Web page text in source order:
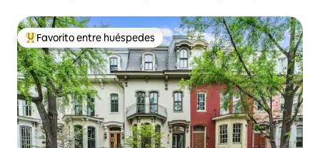
Favorito entre huéspedes preferido
Favorito entre huéspedes